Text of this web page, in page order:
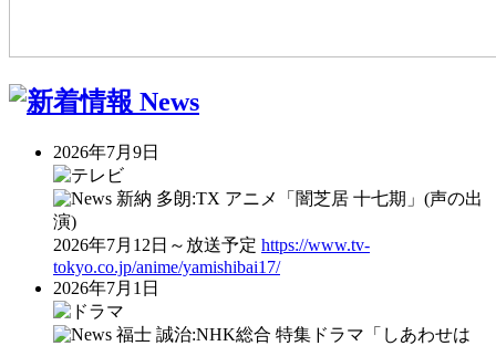
2026年7月9日
新納 多朗:TX アニメ「闇芝居 十七期」(声の出
演)
2026年7月12日～放送予定 https://www.tv-
tokyo.co.jp/anime/yamishibai17/
2026年7月1日
福士 誠治:NHK総合 特集ドラマ「しあわせは